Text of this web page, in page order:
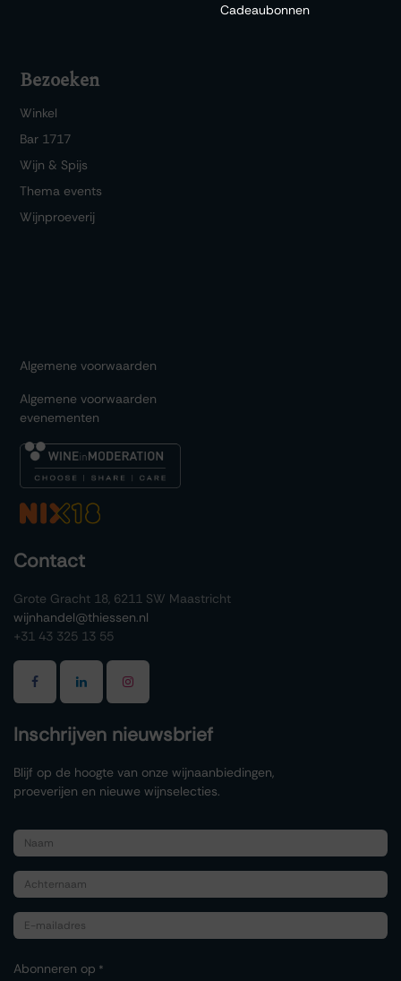
Cadeaubonnen
Bezoeken
Winkel
Bar 1717
Wijn & Spijs
Thema events
Wijnproeverij
Algemene voorwaarden
Algemene voorwaarden
evenementen
Contact
Grote Gracht 18, 6211 SW Maastricht
wijnhandel@thiessen.nl
+31 43 325 13 55
Inschrijven nieuwsbrief
Blijf op de hoogte van onze wijnaanbiedingen,
proeverijen en nieuwe wijnselecties.
Abonneren op *